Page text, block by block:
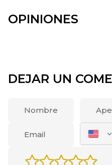
OPINIONES
DEJAR UN